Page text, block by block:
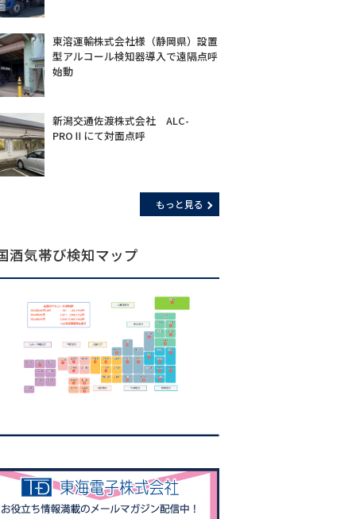
東溶運輸株式会社様（静岡県）設置
型アルコール検知器導入で遠隔点呼
始動
新潟交通佐渡株式会社 ALC-
PROⅡにて対面点呼
もっと見る
酒気帯び検知マップ